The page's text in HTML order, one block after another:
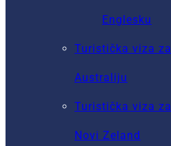
Englesku
Turistička viza za
Australiju
Turistička viza za
Novi Zeland